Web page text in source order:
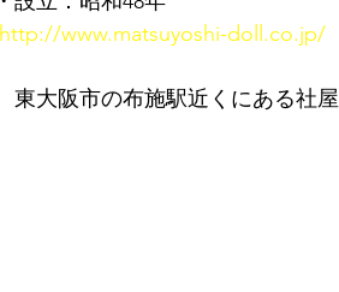
http://www.matsuyoshi-doll.co.jp/
東大阪市の布施駅近くにある社屋